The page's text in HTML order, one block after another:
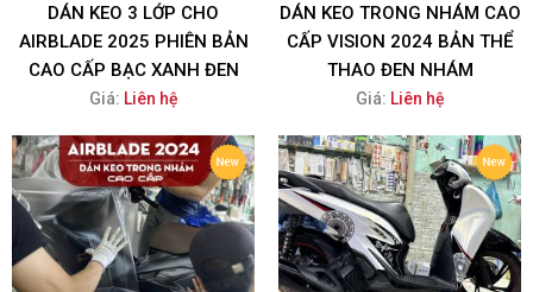
DÁN KEO 3 LỚP CHO
AIRBLADE 2025 PHIÊN BẢN
CAO CẤP BẠC XANH ĐEN
Giá: Liên hệ
DÁN KEO TRONG NHÁM CAO
CẤP VISION 2024 BẢN THỂ
THAO ĐEN NHÁM
Giá: Liên hệ